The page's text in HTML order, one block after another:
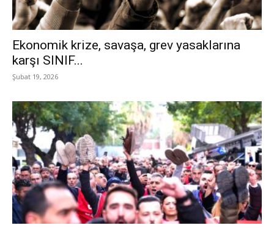
Ekonomik krize, savaşa, grev yasaklarına
karşı SINIF...
Şubat 19, 2026